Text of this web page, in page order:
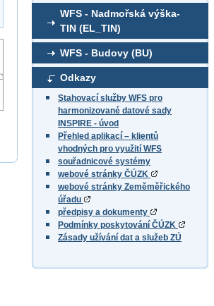
WFS - Nadmořská výška-
TIN (EL_TIN)
WFS - Budovy (BU)
Odkazy
Stahovací služby WFS pro
harmonizované datové sady
INSPIRE - úvod
Přehled aplikací – klientů
vhodných pro využití WFS
souřadnicové systémy
webové stránky ČÚZK
webové stránky Zeměměřického
úřadu
předpisy a dokumenty
Podmínky poskytování ČÚZK
Zásady užívání dat a služeb ZÚ